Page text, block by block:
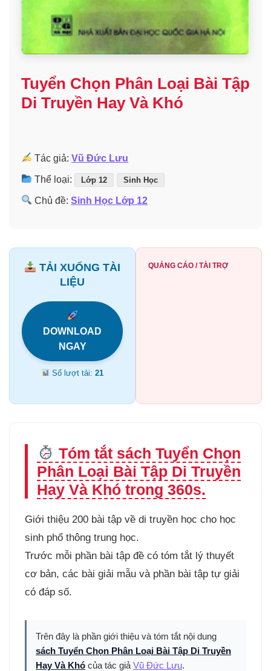
Tuyển Chọn Phân Loại Bài Tập
Di Truyền Hay Và Khó
Tác giả:Vũ Đức Lưu
Thể loại: Lớp 12 Sinh Học
Chủ đề:Sinh Học Lớp 12
TẢI XUỐNG TÀI
LIỆU
DOWNLOAD
NGAY
Số lượt tải:21
QUẢNG CÁO / TÀI TRỢ
Tóm tắt sách Tuyển Chọn
Phân Loại Bài Tập Di Truyền
Hay Và Khó trong 360s.
Giới thiệu 200 bài tập về di truyền học cho học
sinh phổ thông trung học.
Trước mỗi phần bài tập đề có tóm tắt lý thuyết
cơ bản, các bài giải mẫu và phần bài tập tự giải
có đáp số.
Trên đây là phần giới thiệu và tóm tắt nội dung
sách Tuyển Chọn Phân Loại Bài Tập Di Truyền
Hay Và Khó của tác giả Vũ Đức Lưu.